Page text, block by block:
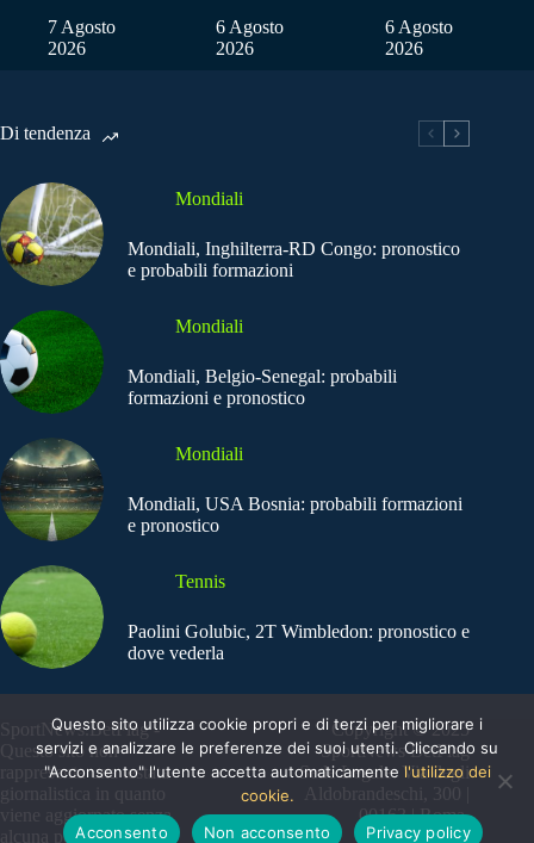
7 Agosto
2026
6 Agosto
2026
6 Agosto
2026
Di tendenza
Mondiali
Mondiali, Inghilterra-RD Congo: pronostico
e probabili formazioni
Mondiali
Mondiali, Belgio-Senegal: probabili
formazioni e pronostico
Mondiali
Mondiali, USA Bosnia: probabili formazioni
e pronostico
Tennis
Paolini Golubic, 2T Wimbledon: pronostico e
dove vederla
SportNews.BetFlag -
Questo sito non
rappresenta una testata
giornalistica in quanto
viene aggiornato senza
alcuna periodicità
Copyright © 2025
SportNews BetFlag
Sede Legale: Via degli
Aldobrandeschi, 300 |
00163 | Roma
Questo sito utilizza cookie propri e di terzi per migliorare i
servizi e analizzare le preferenze dei suoi utenti. Cliccando su
"Acconsento" l'utente accetta automaticamente l'utilizzo dei
cookie.
Acconsento
Non acconsento Privacy policy